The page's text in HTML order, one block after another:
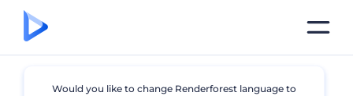
全てのロゴ
Would you like to change Renderforest language to